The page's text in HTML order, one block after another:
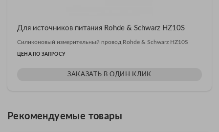
Для источников питания Rohde & Schwarz HZ10S
Силиконовый измерительный провод Rohde & Schwarz HZ10S
ЦЕНА ПО ЗАПРОСУ
ЗАКАЗАТЬ В ОДИН КЛИК
Рекомендуемые товары